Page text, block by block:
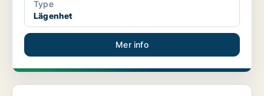
Type
Lägenhet
Mer info
Lägenhet i Vallentuna, Brottby